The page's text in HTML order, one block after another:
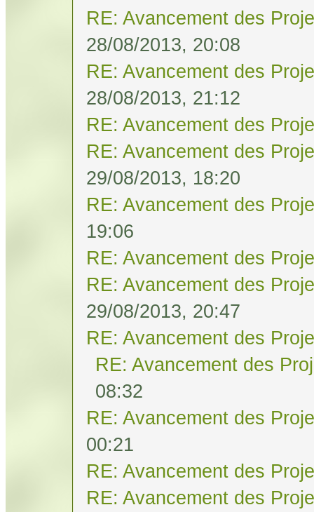
RE: Avancement des
28/08/2013, 20:08
RE: Avancement des
28/08/2013, 21:12
RE: Avancement des
RE: Avancement des
29/08/2013, 18:20
RE: Avancement des
19:06
RE: Avancement des
RE: Avancement des
29/08/2013, 20:47
RE: Avancement des
RE: Avancement des
08:32
RE: Avancement des
00:21
RE: Avancement des
RE: Avancement des